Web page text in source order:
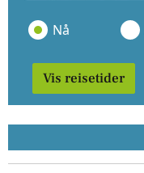
Nå
Vis reisetider